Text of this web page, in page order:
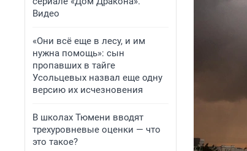
Видео
«Они всё еще в лесу, и им
нужна помощь»: сын
пропавших в тайге
Усольцевых назвал еще одну
версию их исчезновения
В школах Тюмени вводят
трехуровневые оценки — что
это такое?